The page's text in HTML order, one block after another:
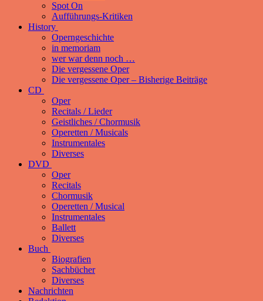
Spot On
Aufführungs-Kritiken
History
Operngeschichte
in memoriam
wer war denn noch …
Die vergessene Oper
Die vergessene Oper – Bisherige Beiträge
CD
Oper
Recitals / Lieder
Geistliches / Chormusik
Operetten / Musicals
Instrumentales
Diverses
DVD
Oper
Recitals
Chormusik
Operetten / Musical
Instrumentales
Ballett
Diverses
Buch
Biografien
Sachbücher
Diverses
Nachrichten